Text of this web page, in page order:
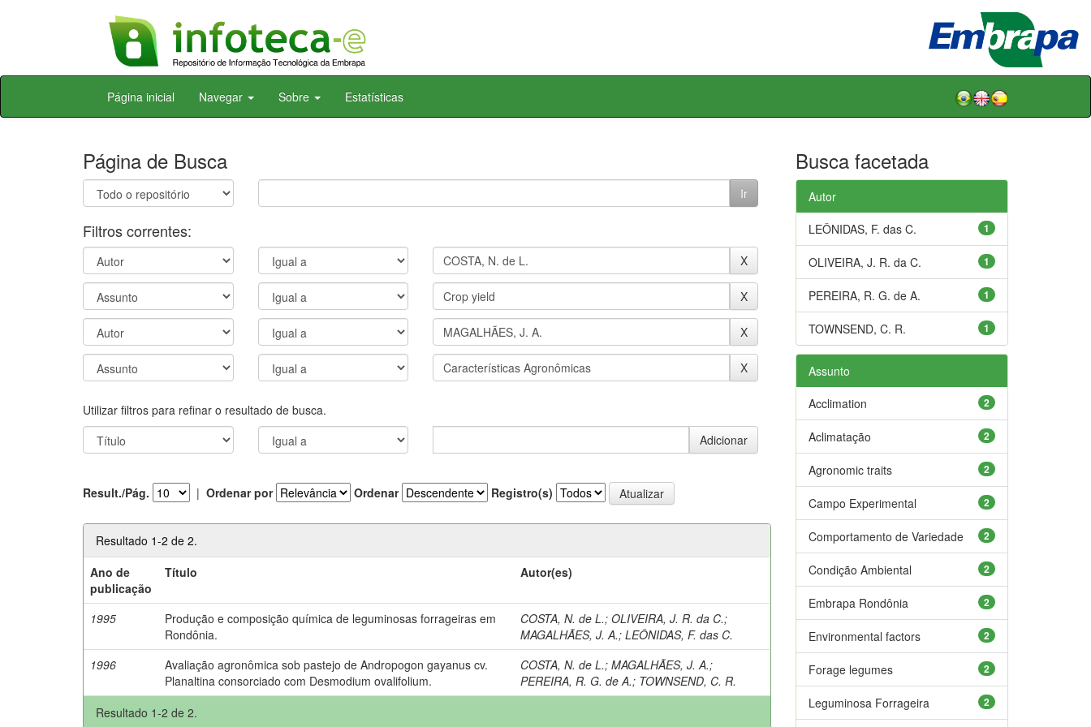
Skip
Página inicial Navegar Sobre Estatísticas
Página de Busca
Filtros correntes:
Utilizar filtros para refinar o resultado de busca.
Result./Pág. | Ordenar por Ordenar Registro(s)
Resultado 1-2 de 2.
Ano de
publicação
Título Autor(es)
1995
Produção e composição química de leguminosas forrageiras em
Rondônia.
COSTA, N. de L.;OLIVEIRA, J. R. da C.;
MAGALHÃES, J. A.;LEÔNIDAS, F. das C.
1996
Avaliação agronômica sob pastejo de Andropogon gayanus cv.
Planaltina consorciado com Desmodium ovalifolium.
COSTA, N. de L.;MAGALHÃES, J. A.;
PEREIRA, R. G. de A.; TOWNSEND, C. R.
Resultado 1-2 de 2.
Busca facetada
Autor
1
LEÔNIDAS, F. das C.
1
OLIVEIRA, J. R. da C.
1
PEREIRA, R. G. de A.
1
TOWNSEND, C. R.
Assunto
2
Acclimation
2
Aclimatação
2
Agronomic traits
2
Campo Experimental
2
Comportamento de Variedade
2
Condição Ambiental
2
Embrapa Rondônia
2
Environmental factors
2
Forage legumes
2
Leguminosa Forrageira